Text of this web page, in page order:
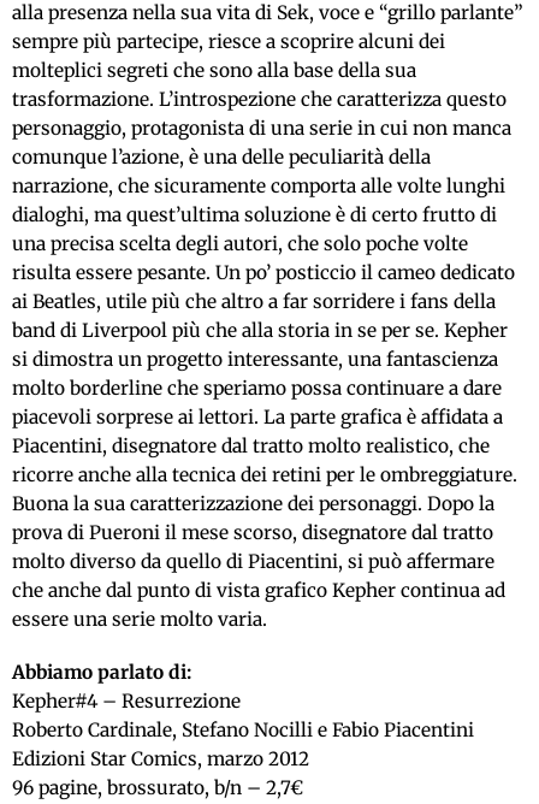
alla presenza nella sua vita di Sek, voce e “grillo parlante”
sempre più partecipe, riesce a scoprire alcuni dei
molteplici segreti che sono alla base della sua
trasformazione. L’introspezione che caratterizza questo
personaggio, protagonista di una serie in cui non manca
comunque l’azione, è una delle peculiarità della
narrazione, che sicuramente comporta alle volte lunghi
dialoghi, ma quest’ultima soluzione è di certo frutto di
una precisa scelta degli autori, che solo poche volte
risulta essere pesante. Un po’ posticcio il cameo dedicato
ai Beatles, utile più che altro a far sorridere i fans della
band di Liverpool più che alla storia in se per se. Kepher
si dimostra un progetto interessante, una fantascienza
molto borderline che speriamo possa continuare a dare
piacevoli sorprese ai lettori. La parte grafica è affidata a
Piacentini, disegnatore dal tratto molto realistico, che
ricorre anche alla tecnica dei retini per le ombreggiature.
Buona la sua caratterizzazione dei personaggi. Dopo la
prova di Pueroni il mese scorso, disegnatore dal tratto
molto diverso da quello di Piacentini, si può affermare
che anche dal punto di vista grafico Kepher continua ad
essere una serie molto varia.
Abbiamo parlato di:
Kepher#4 – Resurrezione
Roberto Cardinale, Stefano Nocilli e Fabio Piacentini
Edizioni Star Comics, marzo 2012
96 pagine, brossurato, b/n – 2,7€